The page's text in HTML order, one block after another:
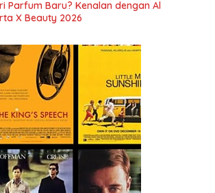
Parfum Baru? Kenalan dengan Al
X Beauty 2026